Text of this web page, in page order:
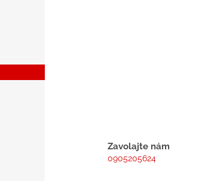
Zavolajte nám
0905205624